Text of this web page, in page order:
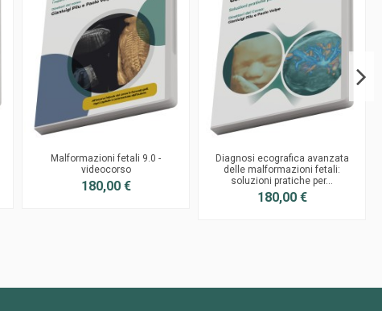
Malformazioni fetali 9.0 -
videocorso
180,00 €
Diagnosi ecografica avanzata
delle malformazioni fetali:
soluzioni pratiche per...
180,00 €